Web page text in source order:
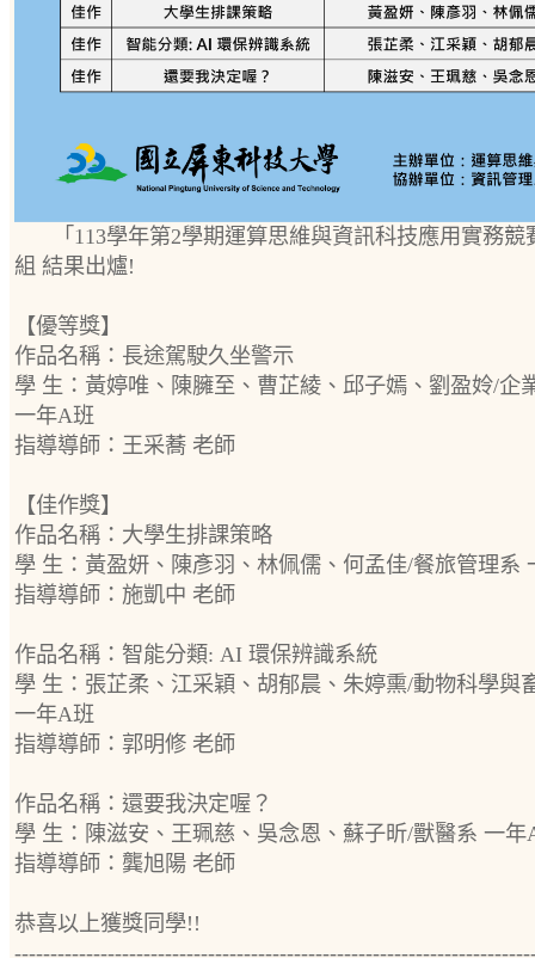
「113學年第2學期運算思維與資訊科技應用實務競
組 結果出爐!
【優等獎】
作品名稱：長途駕駛久坐警示
學 生：黃婷唯、陳臃至、曹芷綾、邱子嫣、劉盈姈/企
一年A班
指導導師：王采蕎 老師
【佳作獎】
作品名稱：大學生排課策略
學 生：黃盈妍、陳彥羽、林佩儒、何孟佳/餐旅管理系
指導導師：施凱中 老師
作品名稱：智能分類: AI 環保辨識系統
學 生：張芷柔、江采穎、胡郁晨、朱婷熏/動物科學與
一年A班
指導導師：郭明修 老師
作品名稱：還要我決定喔？
學 生：陳滋安、王珮慈、吳念恩、蘇子昕/獸醫系 一年
指導導師：龔旭陽 老師
恭喜以上獲獎同學!!